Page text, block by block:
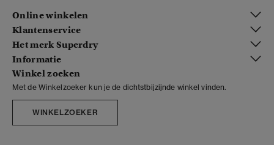
Online winkelen
Klantenservice
Het merk Superdry
Informatie
Winkel zoeken
Met de Winkelzoeker kun je de dichtstbijzijnde winkel vinden.
WINKELZOEKER